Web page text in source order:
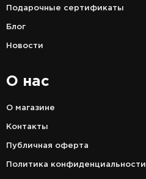
Подарочные сертификаты
Блог
Новости
О нас
О магазине
Контакты
Публичная оферта
Политика конфиденциальности